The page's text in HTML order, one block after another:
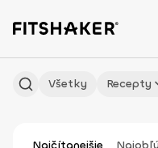
Všetky Recepty